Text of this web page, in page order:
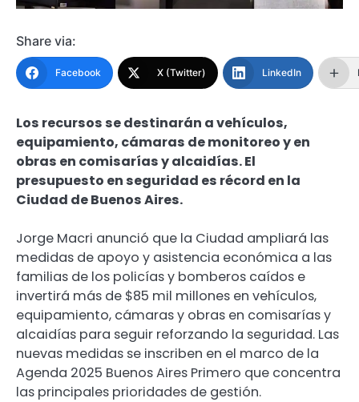
Share via:
Facebook X (Twitter) LinkedIn
Los recursos se destinarán a vehículos,
equipamiento, cámaras de monitoreo y en
obras en comisarías y alcaidías. El
presupuesto en seguridad es récord en la
Ciudad de Buenos Aires.
Jorge Macri anunció que la Ciudad ampliará las
medidas de apoyo y asistencia económica a las
familias de los policías y bomberos caídos e
invertirá más de $85 mil millones en vehículos,
equipamiento, cámaras y obras en comisarías y
alcaidías para seguir reforzando la seguridad. Las
nuevas medidas se inscriben en el marco de la
Agenda 2025 Buenos Aires Primero que concentra
las principales prioridades de gestión.